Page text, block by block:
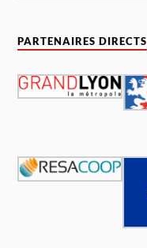
PARTENAIRES DIRECTS